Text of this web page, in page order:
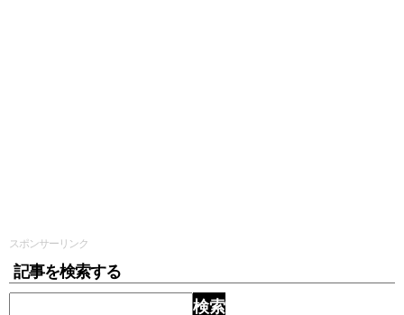
スポンサーリンク
記事を検索する
検索